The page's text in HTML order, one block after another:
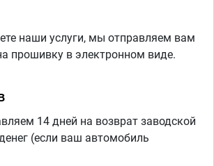
наши услуги, мы отправляем вам
прошивку в электронном виде.
14 дней на возврат заводской
(если ваш автомобиль